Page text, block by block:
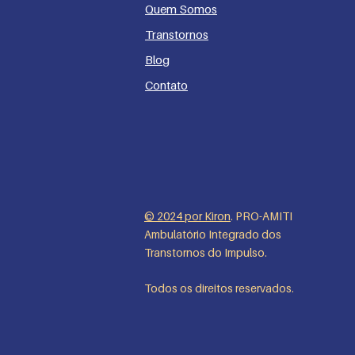
Quem Somos
Transtornos
Blog
Contato
© 2024 porKiron. PRO-AMITI
Ambulatório Integrado dos
Transtornos do Impulso.
Todos os direitos reservados.